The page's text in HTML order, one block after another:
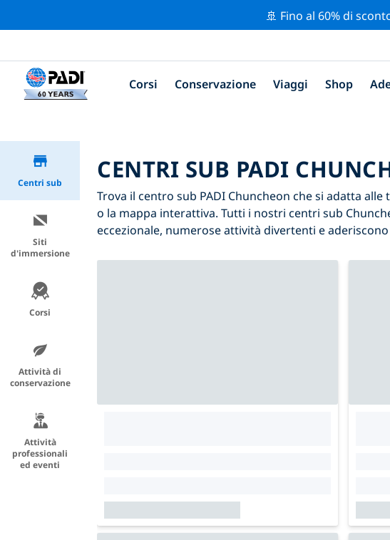
🚢 Fino al 60% di
Corsi Conservazione Viaggi Shop
Centri sub
Siti
d'immersione
Corsi
Attività di
conservazione
Attività
professionali
ed eventi
CENTRI SUB PADI
Trova il centro sub PADI Chuncheon che si adatta
o la mappa interattiva. Tutti i nostri centri sub
eccezionale, numerose attività divertenti e